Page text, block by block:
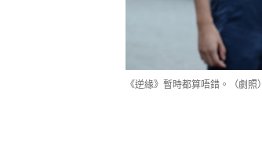
《逆緣》暫時都算唔錯。（劇照）